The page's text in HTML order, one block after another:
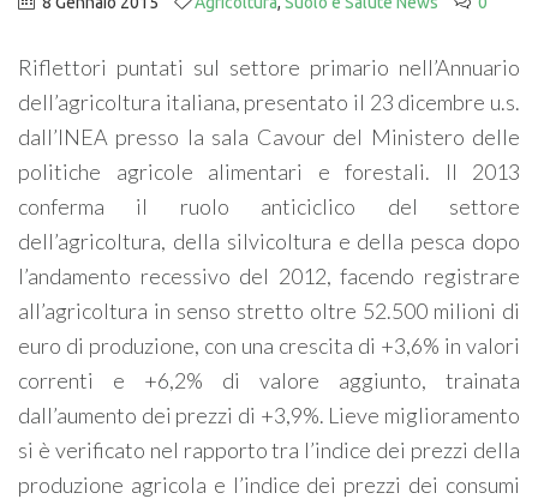
Riflettori puntati sul settore primario nell’Annuario
dell’agricoltura italiana, presentato il 23 dicembre u.s.
dall’INEA presso la sala Cavour del Ministero delle
politiche agricole alimentari e forestali. Il 2013
conferma il ruolo anticiclico del settore
dell’agricoltura, della silvicoltura e della pesca dopo
l’andamento recessivo del 2012, facendo registrare
all’agricoltura in senso stretto oltre 52.500 milioni di
euro di produzione, con una crescita di +3,6% in valori
correnti e +6,2% di valore aggiunto, trainata
dall’aumento dei prezzi di +3,9%. Lieve miglioramento
si è verificato nel rapporto tra l’indice dei prezzi della
produzione agricola e l’indice dei prezzi dei consumi